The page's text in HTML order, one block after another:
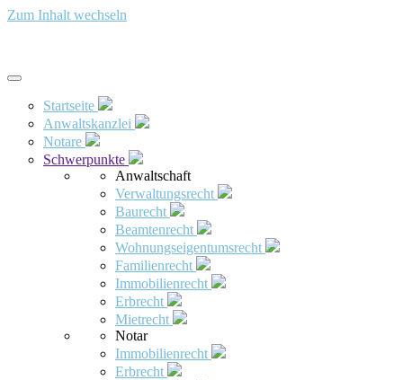
Zum Inhalt wechseln
Startseite
Anwaltskanzlei
Notare
Schwerpunkte
Anwaltschaft
Verwaltungsrecht
Baurecht
Beamtenrecht
Wohnungseigentumsrecht
Familienrecht
Immobilienrecht
Erbrecht
Mietrecht
Notar
Immobilienrecht
Erbrecht